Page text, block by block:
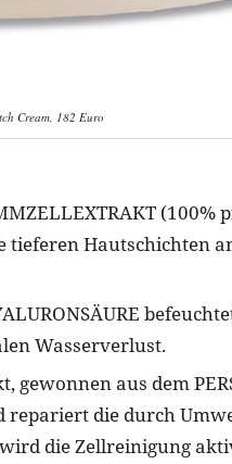
Cream, 182 Euro
tieferen Hautschichten
Wasserverlust.
aus dem
repariert die durch
die Zellreinigung